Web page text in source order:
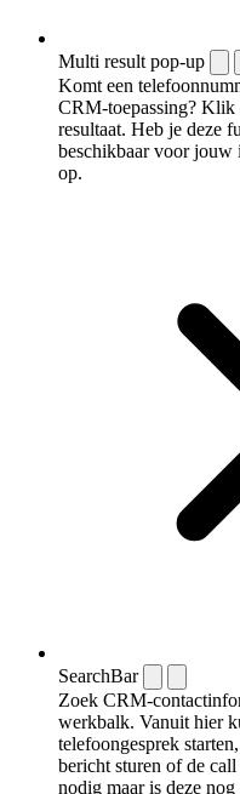
Multi result pop-up
Komt een
CRM-toepassing? Klik
resultaat. Heb je deze
beschikbaar voor jouw
op.
SearchBar
Zoek CRM-
werkbalk. Vanuit hier
telefoongesprek
bericht sturen of de
nodig maar is deze